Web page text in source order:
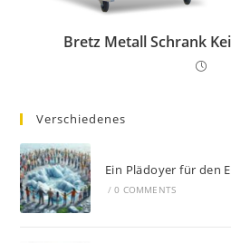
Bretz Metall Schrank
Verschiedenes
Ein Plädoyer für den
/ 0 COMMENTS